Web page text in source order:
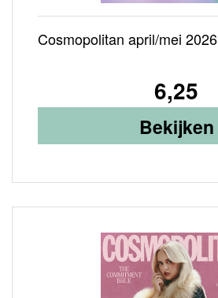
Cosmopolitan april/mei 2026
6,25
Bekijken